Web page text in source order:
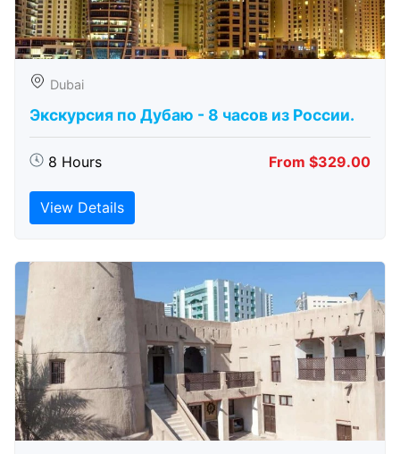
Dubai
Экскурсия по Дубаю - 8 часов из России.
8 Hours From $329.00
View Details